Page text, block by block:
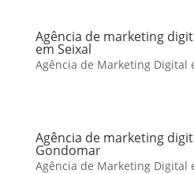
Agência de marketing
em Seixal
Agência de Marketing Digital
Agência de marketing
Gondomar
Agência de Marketing Digital